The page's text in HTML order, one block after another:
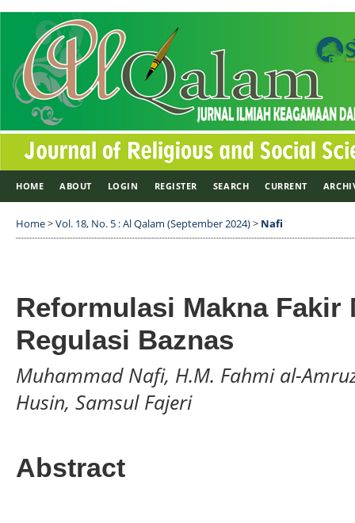
HOME ABOUT LOGIN REGISTER SEARCH CURRENT
Home>Vol. 18, No. 5 : Al Qalam (September 2024)> Nafi
Reformulasi Makna Fakir
Regulasi Baznas
Muhammad Nafi, H.M. Fahmi al-
Husin, Samsul Fajeri
Abstract